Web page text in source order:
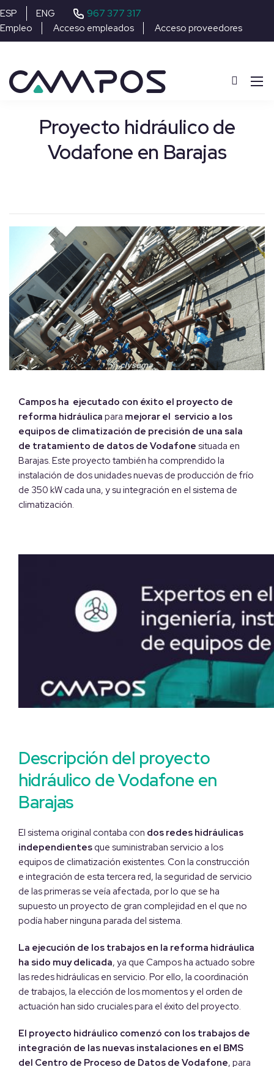
ESP ENG 967 377 317
Empleo Acceso empleados Acceso proveedores
Proyecto hidráulico de
Vodafone en Barajas
Campos ha ejecutado con éxito el proyecto de
reforma hidráulica para mejorar el servicio a los
equipos de climatización de precisión de una sala
de tratamiento de datos de Vodafone situada en
Barajas. Este proyecto también ha comprendido la
instalación de dos unidades nuevas de producción de frío
de 350 kW cada una, y su integración en el sistema de
climatización.
Descripción del proyecto
hidráulico de Vodafone en
Barajas
El sistema original contaba con dos redes hidráulicas
independientes que suministraban servicio a los
equipos de climatización existentes. Con la construcción
e integración de esta tercera red, la seguridad de servicio
de las primeras se veía afectada, por lo que se ha
supuesto un proyecto de gran complejidad en el que no
podía haber ninguna parada del sistema.
La ejecución de los trabajos en la reforma hidráulica
ha sido muy delicada, ya que Campos ha actuado sobre
las redes hidráulicas en servicio. Por ello, la coordinación
de trabajos, la elección de los momentos y el orden de
actuación han sido cruciales para el éxito del proyecto.
El proyecto hidráulico comenzó con los trabajos de
integración de las nuevas instalaciones en el BMS
del Centro de Proceso de Datos de Vodafone, para